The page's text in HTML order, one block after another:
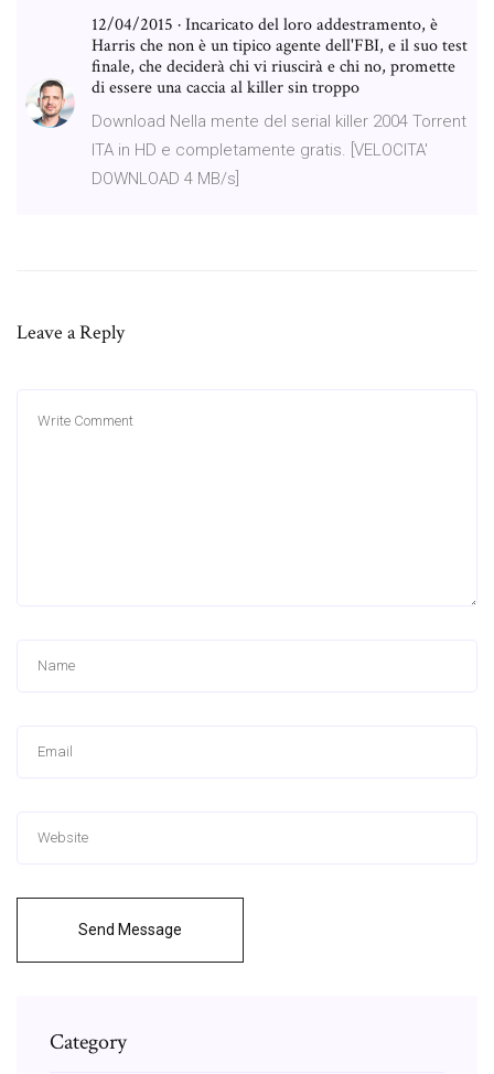
12/04/2015 · Incaricato del loro addestramento, è
Harris che non è un tipico agente dell'FBI, e il suo test
finale, che deciderà chi vi riuscirà e chi no, promette
di essere una caccia al killer sin troppo
Download Nella mente del serial killer 2004 Torrent
ITA in HD e completamente gratis. [VELOCITA'
DOWNLOAD 4 MB/s]
Leave a Reply
Send Message
Category